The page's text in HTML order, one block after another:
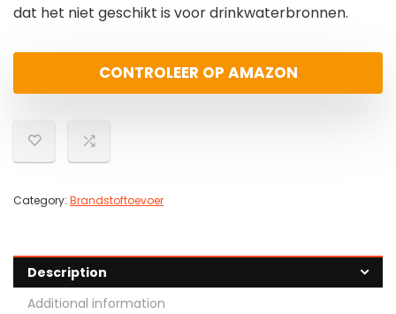
dat het niet geschikt is voor drinkwaterbronnen.
CONTROLEER OP AMAZON
Category: Brandstoftoevoer
Description
Additional information